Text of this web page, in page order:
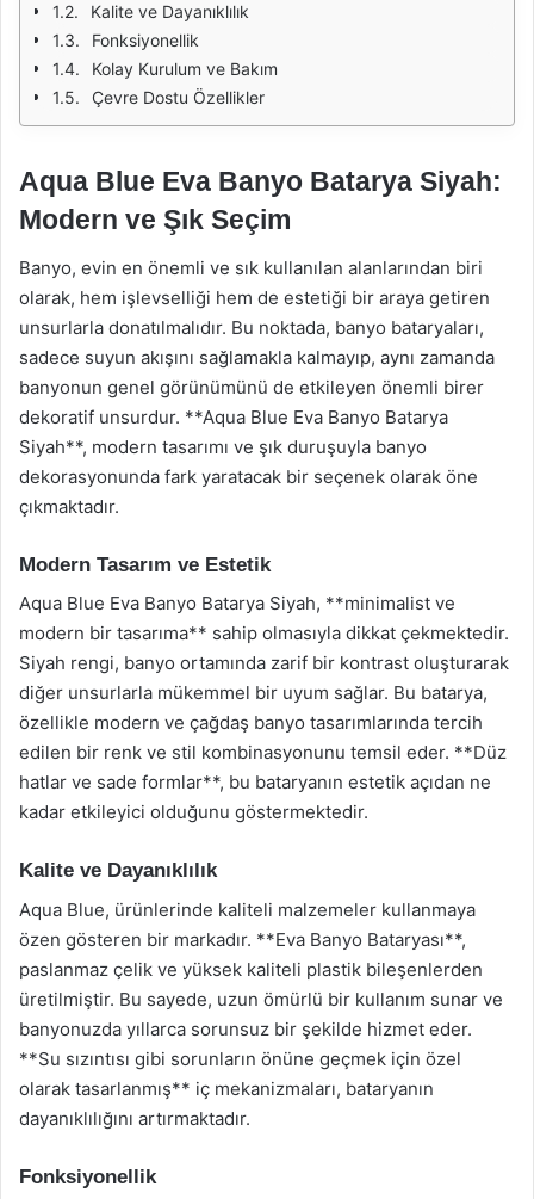
Kalite ve Dayanıklılık
Fonksiyonellik
Kolay Kurulum ve Bakım
Çevre Dostu Özellikler
Aqua Blue Eva Banyo Batarya Siyah:
Modern ve Şık Seçim
Banyo, evin en önemli ve sık kullanılan alanlarından biri
olarak, hem işlevselliği hem de estetiği bir araya getiren
unsurlarla donatılmalıdır. Bu noktada, banyo bataryaları,
sadece suyun akışını sağlamakla kalmayıp, aynı zamanda
banyonun genel görünümünü de etkileyen önemli birer
dekoratif unsurdur. **Aqua Blue Eva Banyo Batarya
Siyah**, modern tasarımı ve şık duruşuyla banyo
dekorasyonunda fark yaratacak bir seçenek olarak öne
çıkmaktadır.
Modern Tasarım ve Estetik
Aqua Blue Eva Banyo Batarya Siyah, **minimalist ve
modern bir tasarıma** sahip olmasıyla dikkat çekmektedir.
Siyah rengi, banyo ortamında zarif bir kontrast oluşturarak
diğer unsurlarla mükemmel bir uyum sağlar. Bu batarya,
özellikle modern ve çağdaş banyo tasarımlarında tercih
edilen bir renk ve stil kombinasyonunu temsil eder. **Düz
hatlar ve sade formlar**, bu bataryanın estetik açıdan ne
kadar etkileyici olduğunu göstermektedir.
Kalite ve Dayanıklılık
Aqua Blue, ürünlerinde kaliteli malzemeler kullanmaya
özen gösteren bir markadır. **Eva Banyo Bataryası**,
paslanmaz çelik ve yüksek kaliteli plastik bileşenlerden
üretilmiştir. Bu sayede, uzun ömürlü bir kullanım sunar ve
banyonuzda yıllarca sorunsuz bir şekilde hizmet eder.
**Su sızıntısı gibi sorunların önüne geçmek için özel
olarak tasarlanmış** iç mekanizmaları, bataryanın
dayanıklılığını artırmaktadır.
Fonksiyonellik